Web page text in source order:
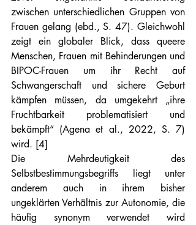
zwischen unterschiedlichen Gruppen von
Frauen gelang (ebd., S. 47). Gleichwohl
zeigt ein globaler Blick, dass queere
Menschen, Frauen mit Behinderungen und
BIPOC-Frauen um ihr Recht auf
Schwangerschaft und sichere Geburt
kämpfen müssen, da umgekehrt „ihre
Fruchtbarkeit problematisiert und
bekämpft“ (Agena et al., 2022, S. 7)
wird. [4]
Die Mehrdeutigkeit des
Selbstbestimmungsbegriffs liegt unter
anderem auch in ihrem bisher
ungeklärten Verhältnis zur Autonomie, die
häufig synonym verwendet wird